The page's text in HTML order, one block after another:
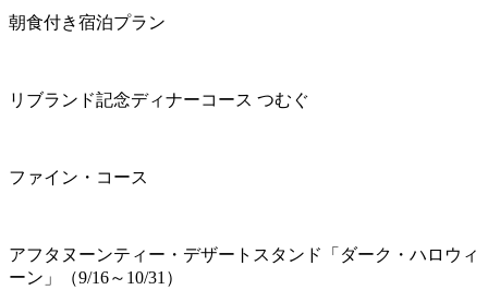
朝食付き宿泊プラン
リブランド記念ディナーコース つむぐ
ファイン・コース
アフタヌーンティー・デザートスタンド「ダーク・ハロウィ
ーン」（9/16～10/31）